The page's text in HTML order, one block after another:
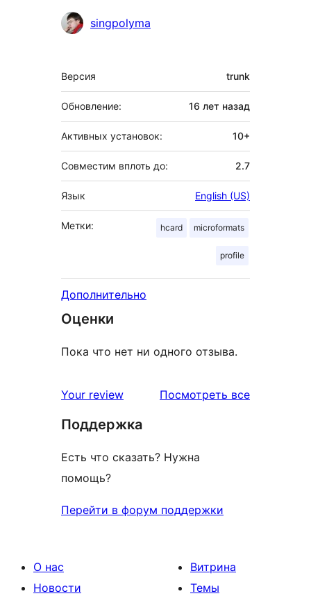
singpolyma
Мета
Версия trunk
Обновление: 16 лет назад
Активных установок: 10+
Совместим вплоть до: 2.7
Язык English (US)
Метки: hcard microformats
profile
Дополнительно
Оценки
Пока что нет ни одного отзыва.
Your review Посмотреть всеотзывы
Поддержка
Есть что сказать? Нужна
помощь?
Перейти в форум поддержки
О нас
Новости
Витрина
Темы